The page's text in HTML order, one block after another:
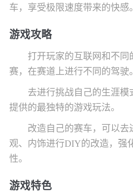
车，享受极限速度带来的快感。
游戏攻略
打开玩家的互联网和不同
赛，在赛道上进行不同的驾驶。
去进行挑战自己的生涯模
提供的最独特的游戏玩法。
改造自己的赛车，可以去
观、内饰进行DIY的改造，强
性。
游戏特色